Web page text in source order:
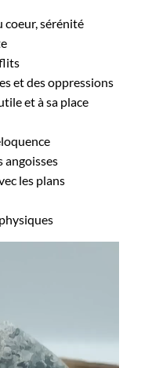
coeur, sérénité
et des oppressions
et à sa place
angoisses
les plans